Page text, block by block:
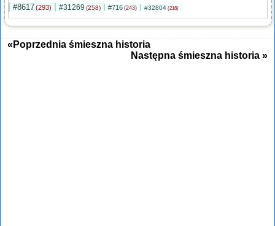
#8617(293) #31269 (258) #716 (243) #32804 (216)
«Poprzednia śmieszna historia
Następna śmieszna historia »